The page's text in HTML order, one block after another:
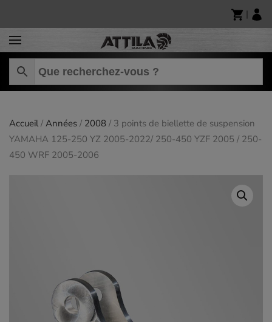
Skip to main content
|
Accueil/ Années / 2008 / 3 points de biellette de suspension
YAMAHA 125-250 YZ 2005-2022/ 250-450 YZF 2005 / 250-
450 WRF 2005-2006